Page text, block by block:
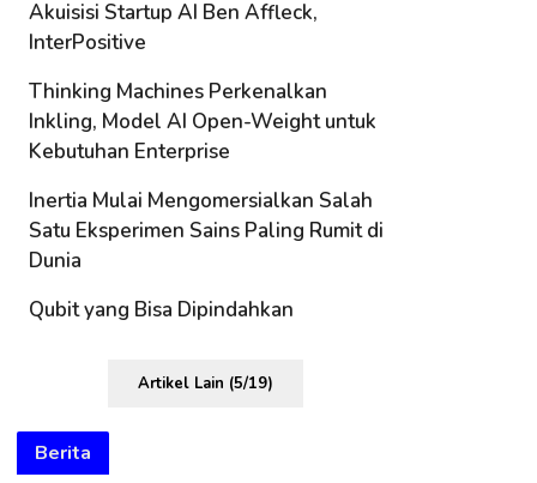
Akuisisi Startup AI Ben Affleck,
InterPositive
Thinking Machines Perkenalkan
Inkling, Model AI Open-Weight untuk
Kebutuhan Enterprise
Inertia Mulai Mengomersialkan Salah
Satu Eksperimen Sains Paling Rumit di
Dunia
Qubit yang Bisa Dipindahkan
Artikel Lain (5/19)
Berita